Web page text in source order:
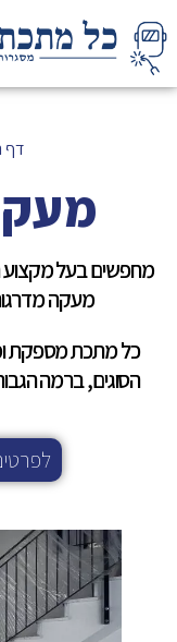
דף
מחפשים בעל
מעקה
כל מתכת מספקת
הסוגים, ברמה
לפרטים